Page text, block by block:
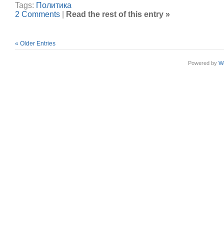
Tags: Политика
2 Comments
Read the rest of this entry »
« Older Entries
Powered by